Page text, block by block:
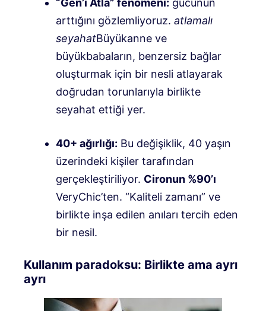
“Gen’i Atla” fenomeni: gücünün
arttığını gözlemliyoruz. atlamalı
seyahatBüyükanne ve
büyükbabaların, benzersiz bağlar
oluşturmak için bir nesli atlayarak
doğrudan torunlarıyla birlikte
seyahat ettiği yer.
40+ ağırlığı: Bu değişiklik, 40 yaşın
üzerindeki kişiler tarafından
gerçekleştiriliyor. Cironun %90’ı
VeryChic’ten. “Kaliteli zamanı” ve
birlikte inşa edilen anıları tercih eden
bir nesil.
Kullanım paradoksu: Birlikte ama ayrı
ayrı